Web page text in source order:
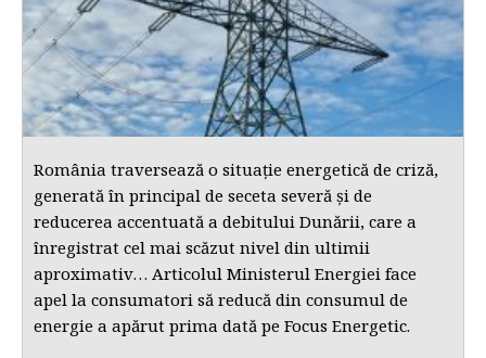
România traversează o situație energetică de criză,
generată în principal de seceta severă și de
reducerea accentuată a debitului Dunării, care a
înregistrat cel mai scăzut nivel din ultimii
aproximativ… Articolul Ministerul Energiei face
apel la consumatori să reducă din consumul de
energie a apărut prima dată pe Focus Energetic.